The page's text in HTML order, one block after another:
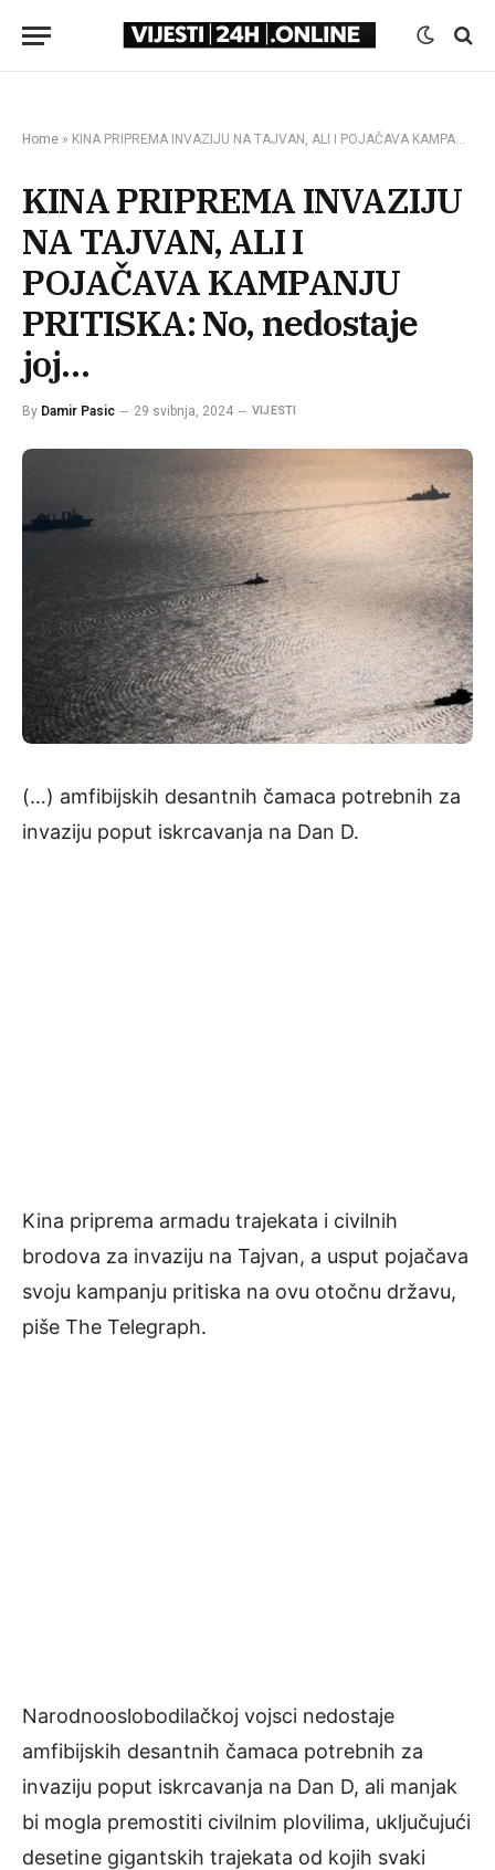
Home » KINA PRIPREMA INVAZIJU NA TAJVAN, ALI I POJAČAVA KAMPANJU PRITISKA: No, nedostaje joj…
KINA PRIPREMA INVAZIJU
NA TAJVAN, ALI I
POJAČAVA KAMPANJU
PRITISKA: No, nedostaje
joj…
By Damir Pasic 29 svibnja, 2024 VIJESTI
(…) amfibijskih desantnih čamaca potrebnih za
invaziju poput iskrcavanja na Dan D.
Kina priprema armadu trajekata i civilnih
brodova za invaziju na Tajvan, a usput pojačava
svoju kampanju pritiska na ovu otočnu državu,
piše The Telegraph.
Narodnooslobodilačkoj vojsci nedostaje
amfibijskih desantnih čamaca potrebnih za
invaziju poput iskrcavanja na Dan D, ali manjak
bi mogla premostiti civilnim plovilima, uključujući
desetine gigantskih trajekata od kojih svaki